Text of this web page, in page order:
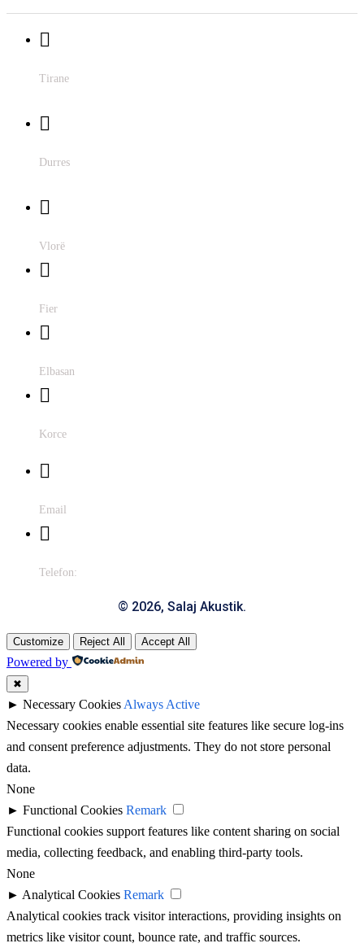
Tirane
Durres
Vlorë
Fier
Elbasan
Korce
Email
Telefon:
© 2026, Salaj Akustik.
Customize Reject All Accept All
Powered by
✖
► Necessary Cookies Always Active
Necessary cookies enable essential site features like secure log-ins
and consent preference adjustments. They do not store personal
data.
None
► Functional Cookies Remark
Functional cookies support features like content sharing on social
media, collecting feedback, and enabling third-party tools.
None
► Analytical Cookies Remark
Analytical cookies track visitor interactions, providing insights on
metrics like visitor count, bounce rate, and traffic sources.